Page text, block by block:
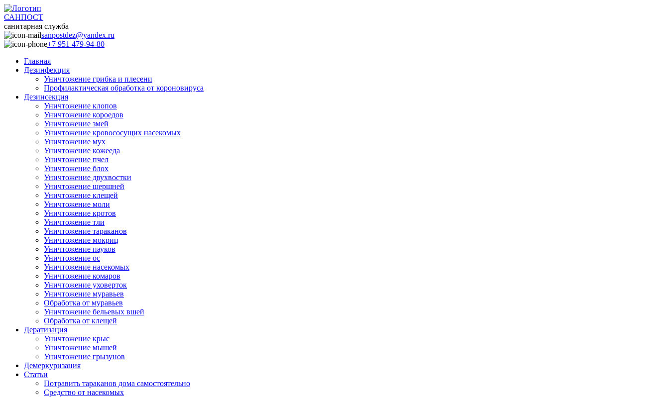
САНПОСТ
санитарная служба
sanpostdez@yandex.ru
+7 951 479-94-80
Главная
Дезинфекция
Уничтожение грибка и плесени
Профилактическая обработка от короновируса
Дезинсекция
Уничтожение клопов
Уничтожение короедов
Уничтожение змей
Уничтожение кровососущих насекомых
Уничтожение мух
Уничтожение кожееда
Уничтожение пчел
Уничтожение блох
Уничтожение двухвостки
Уничтожение шершней
Уничтожение клещей
Уничтожение моли
Уничтожение кротов
Уничтожение тли
Уничтожение тараканов
Уничтожение мокриц
Уничтожение пауков
Уничтожение ос
Уничтожение насекомых
Уничтожение комаров
Уничтожение уховерток
Уничтожение муравьев
Обработка от муравьев
Уничтожение бельевых вшей
Обработка от клещей
Дератизация
Уничтожение крыс
Уничтожение мышей
Уничтожение грызунов
Демеркуризация
Статьи
Потравить тараканов дома самостоятельно
Средство от насекомых